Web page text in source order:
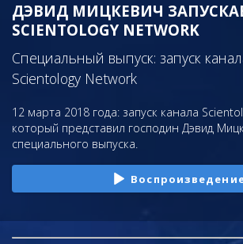
ДЭВИД МИЦКЕВИЧ
SCIENTOLOGY NETWORK
Специальный выпуск: запуск
Scientology Network
12 марта 2018 года: запуск канала
который представил господин Дэвид
специального выпуска.